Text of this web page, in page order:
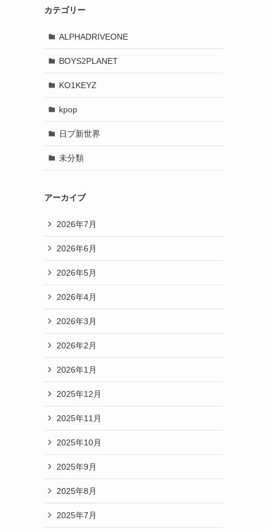
カテゴリー
ALPHADRIVEONE
BOYS2PLANET
KO1KEYZ
kpop
日プ新世界
未分類
アーカイブ
2026年7月
2026年6月
2026年5月
2026年4月
2026年3月
2026年2月
2026年1月
2025年12月
2025年11月
2025年10月
2025年9月
2025年8月
2025年7月